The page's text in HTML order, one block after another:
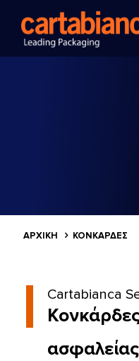
ΑΡΧΙΚΗ ΚΟΝΚΆΡΔΕΣ
Cartabianca
ασφαλείας